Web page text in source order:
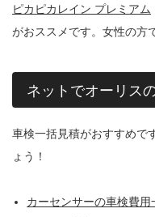
ピカピカレイン プレミアム
がおススメです。女性の方
ネットでオーリス
車検一括見積がおすすめで
ょう！
カーセンサーの車検費用